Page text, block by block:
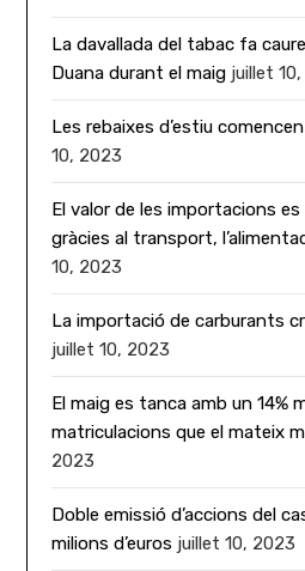
La davallada del tabac fa
Duana durant el maig juillet
Les rebaixes d’estiu
10, 2023
El valor de les importacions
gràcies al transport,
10, 2023
La importació de carburants
juillet 10, 2023
El maig es tanca amb un 14%
matriculacions que el mateix
2023
Doble emissió d’accions del
milions d’euros juillet 10, 2023